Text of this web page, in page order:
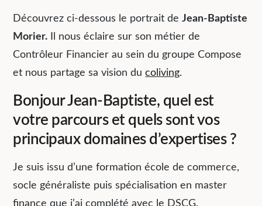
Découvrez ci-dessous le portrait deJean-Baptiste
Morier. Il nous éclaire sur son métier de
Contrôleur Financier au sein du groupe Compose
et nous partage sa vision ducoliving.
Bonjour Jean-Baptiste, quel est
votre parcours et quels sont vos
principaux domaines d’expertises ?
Je suis issu d’une formation école de commerce,
socle généraliste puis spécialisation en master
finance que j’ai complété avec le DSCG.